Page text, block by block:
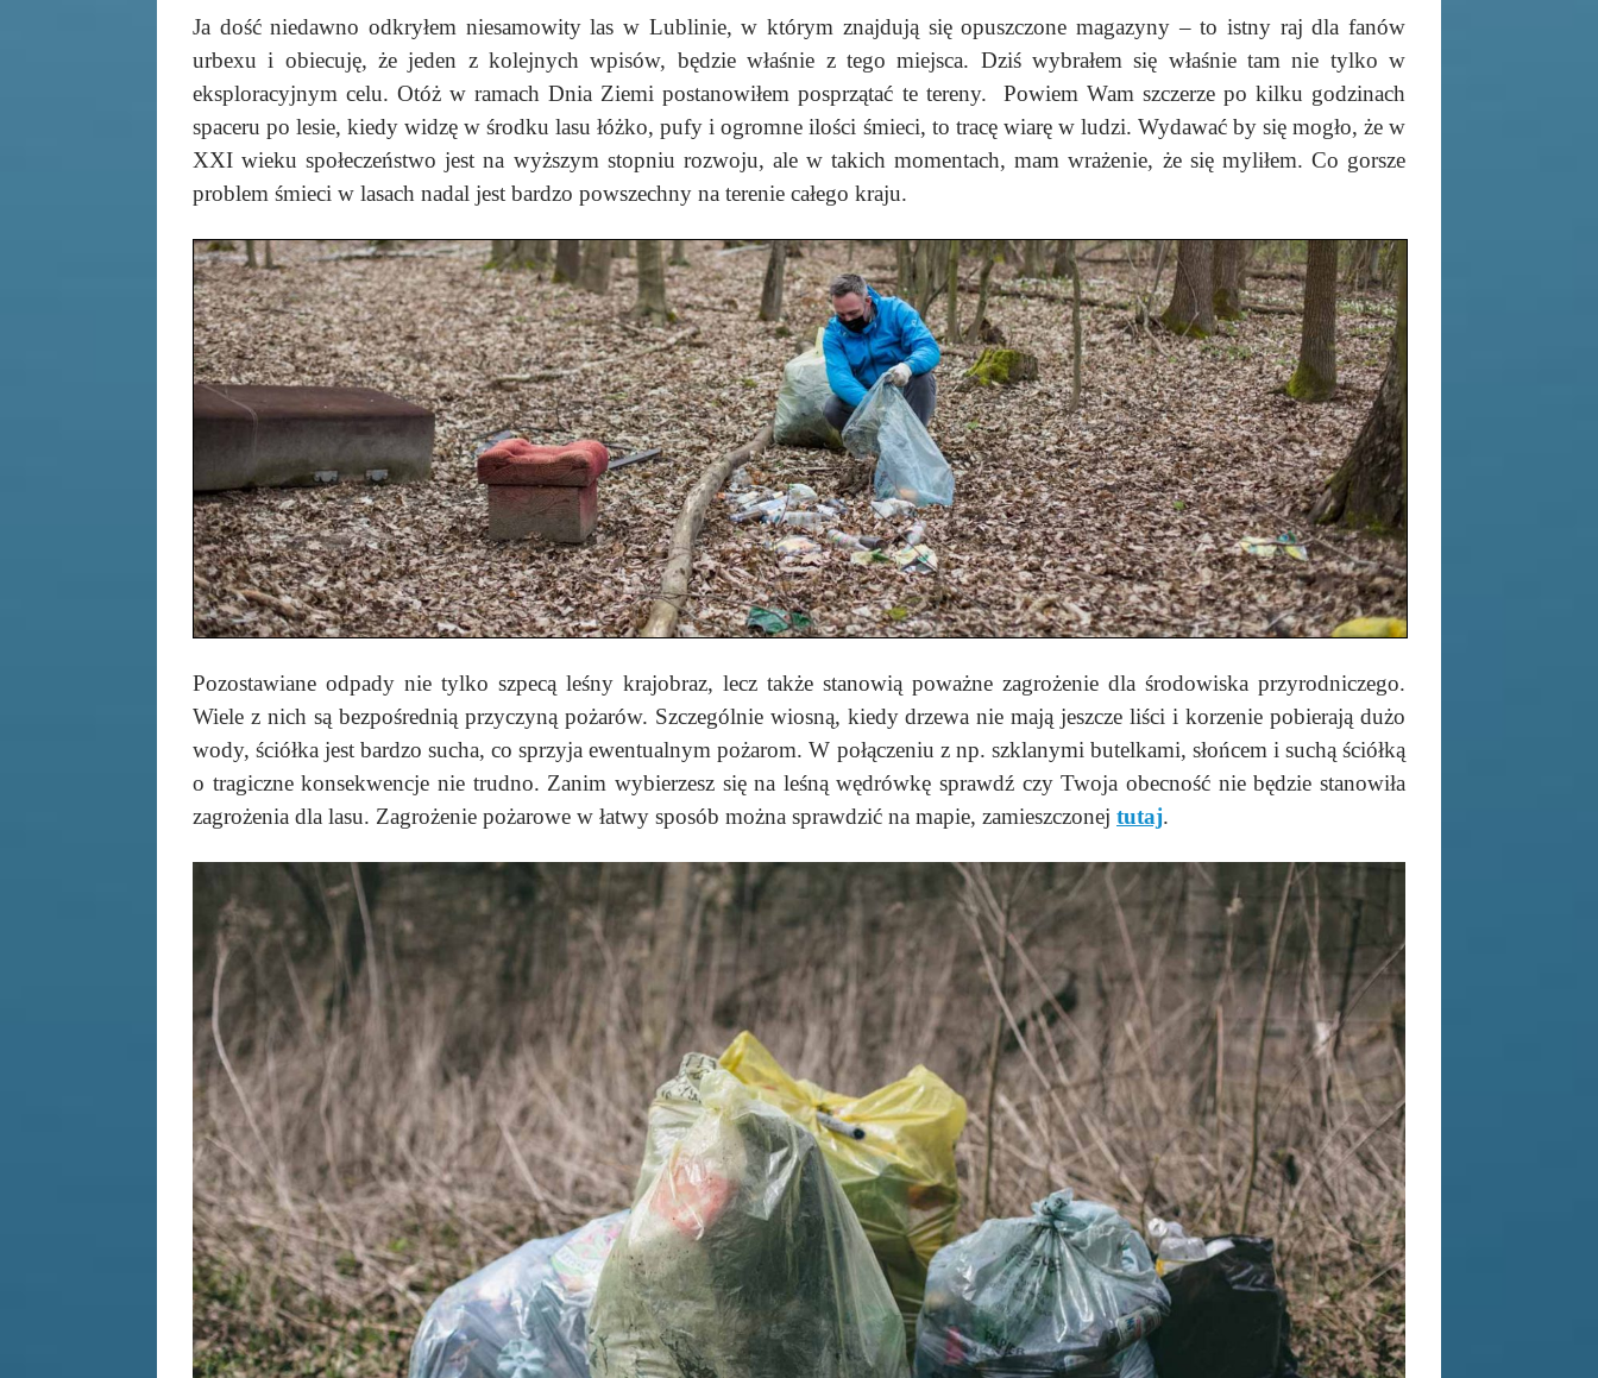
Ja dość niedawno odkryłem niesamowity las w Lublinie, w którym znajdują się opuszczone magazyny – to istny raj dla fanów
urbexu i obiecuję, że jeden z kolejnych wpisów, będzie właśnie z tego miejsca. Dziś wybrałem się właśnie tam nie tylko w
eksploracyjnym celu. Otóż w ramach Dnia Ziemi postanowiłem posprzątać te tereny. Powiem Wam szczerze po kilku godzinach
spaceru po lesie, kiedy widzę w środku lasu łóżko, pufy i ogromne ilości śmieci, to tracę wiarę w ludzi. Wydawać by się mogło, że w
XXI wieku społeczeństwo jest na wyższym stopniu rozwoju, ale w takich momentach, mam wrażenie, że się myliłem. Co gorsze
problem śmieci w lasach nadal jest bardzo powszechny na terenie całego kraju.
Pozostawiane odpady nie tylko szpecą leśny krajobraz, lecz także stanowią poważne zagrożenie dla środowiska przyrodniczego.
Wiele z nich są bezpośrednią przyczyną pożarów. Szczególnie wiosną, kiedy drzewa nie mają jeszcze liści i korzenie pobierają dużo
wody, ściółka jest bardzo sucha, co sprzyja ewentualnym pożarom. W połączeniu z np. szklanymi butelkami, słońcem i suchą ściółką
o tragiczne konsekwencje nie trudno. Zanim wybierzesz się na leśną wędrówkę sprawdź czy Twoja obecność nie będzie stanowiła
zagrożenia dla lasu. Zagrożenie pożarowe w łatwy sposób można sprawdzić na mapie, zamieszczonej tutaj.